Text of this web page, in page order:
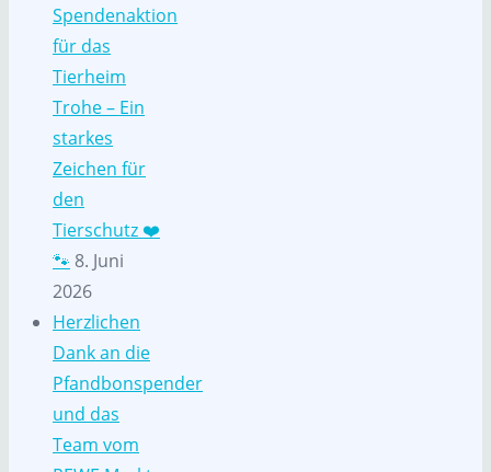
Spendenaktion
für das
Tierheim
Trohe – Ein
starkes
Zeichen für
den
Tierschutz ❤️
🐾 8. Juni
2026
Herzlichen
Dank an die
Pfandbonspender
und das
Team vom